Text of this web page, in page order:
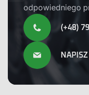
odpowiedniego
(+48)